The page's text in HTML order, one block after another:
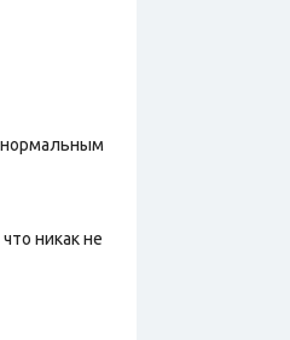
нормальным
никак не